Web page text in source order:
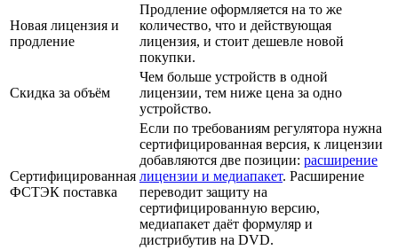
Новая лицензия и
продление
Продление оформляется на то же
количество, что и действующая
лицензия, и стоит дешевле новой
покупки.
Скидка за объём
Чем больше устройств в одной
лицензии, тем ниже цена за одно
устройство.
Сертифицированная
ФСТЭК поставка
Если по требованиям регулятора нужна
сертифицированная версия, к лицензии
добавляются две позиции: расширение
лицензии и медиапакет. Расширение
переводит защиту на
сертифицированную версию,
медиапакет даёт формуляр и
дистрибутив на DVD.